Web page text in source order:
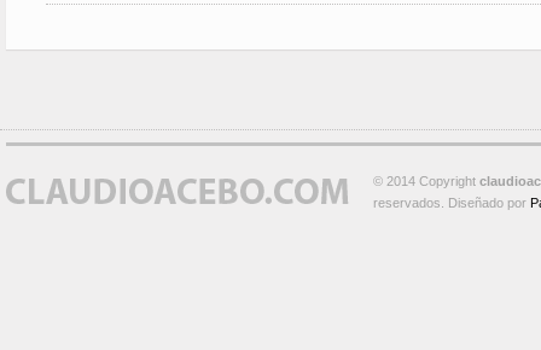
© 2014 Copyright
reservados. Diseñado por